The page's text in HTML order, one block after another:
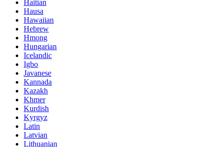
Haitian
Hausa
Hawaiian
Hebrew
Hmong
Hungarian
Icelandic
Igbo
Javanese
Kannada
Kazakh
Khmer
Kurdish
Kyrgyz
Latin
Latvian
Lithuanian